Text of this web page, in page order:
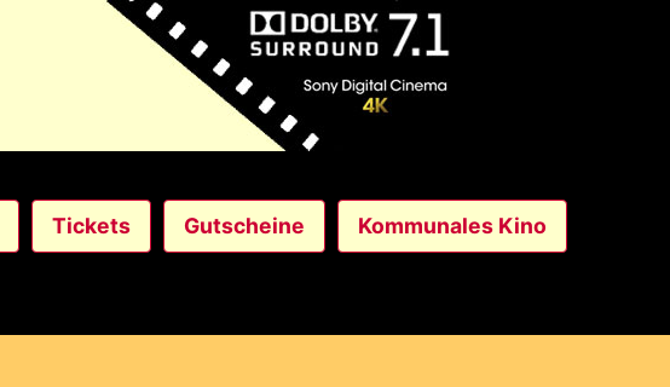
Tickets Gutscheine Kommunales Kino